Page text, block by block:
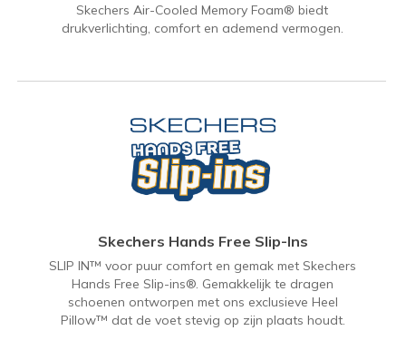
Skechers Air-Cooled Memory Foam® biedt
drukverlichting, comfort en ademend vermogen.
Skechers Hands Free Slip-Ins
SLIP IN™ voor puur comfort en gemak met Skechers
Hands Free Slip-ins®. Gemakkelijk te dragen
schoenen ontworpen met ons exclusieve Heel
Pillow™ dat de voet stevig op zijn plaats houdt.